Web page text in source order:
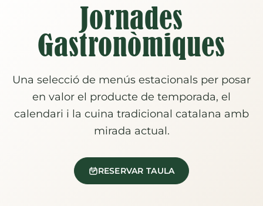
Jornades
Gastronòmiques
Una selecció de menús estacionals per posar
en valor el producte de temporada, el
calendari i la cuina tradicional catalana amb
mirada actual.
RESERVAR TAULA